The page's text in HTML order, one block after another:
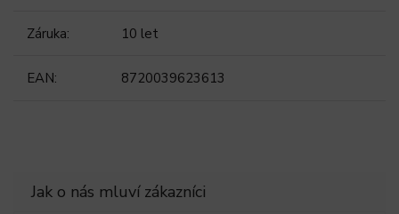
Záruka: 10 let
EAN: 8720039623613